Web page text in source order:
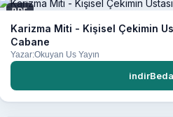
PDF
Karizma Miti - Kişisel Çekimin
Cabane
Yazar:Okuyan Us Yayın